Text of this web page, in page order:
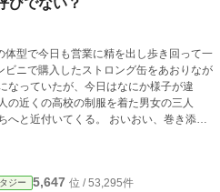
正義感の強い若者達が選ばれた。 そして
れたのだった…のだが？ この辺は神の誤
瑛斗は刀鍛冶士の家系だけど、刀匠では
※この世界では、刀工は刀匠より下の立
。 刀造りの技術は有してはいるが、まだ
訳では無い。 瑛夜よりも上の刀匠を呼び
匠の年齢が年配過ぎて耐えられないと思
出す事は出来るのだろうか？
びでない？
体型で今日も営業に精を出し歩き回って一
ビニで購入したストロング缶をあおりなが
なっていたが、今日はなにか様子が違
くる。 おいおい、巻き添え
の足元に魔法陣の様な紋様が光りだす。
たベンチまで光に包まれる。 なにか
にかさっきの女子高校生も横に立ってい
ジー 5,647 位 / 53,295件